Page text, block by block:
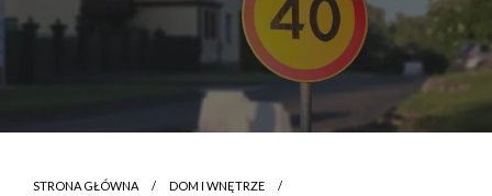
STRONA GŁÓWNA
DOM I WNĘTRZE